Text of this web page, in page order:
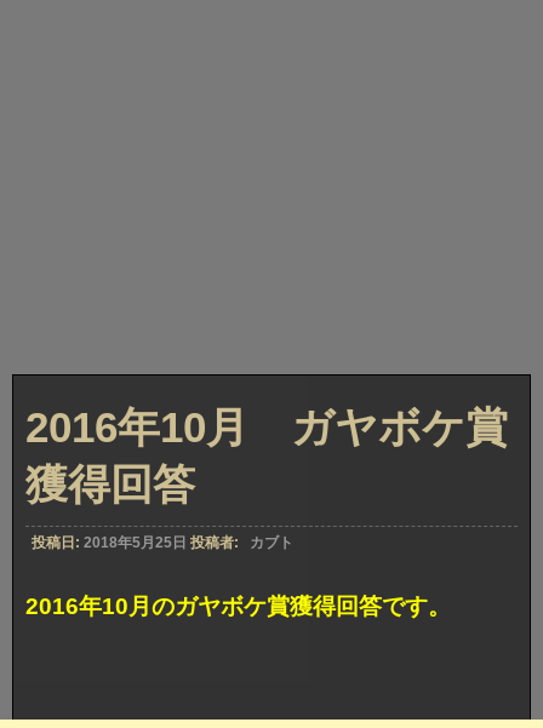
2016年10月 ガヤボケ賞
獲得回答
投稿日: 2018年5月25日 投稿者: カブト
2016年10月のガヤボケ賞獲得回答です。